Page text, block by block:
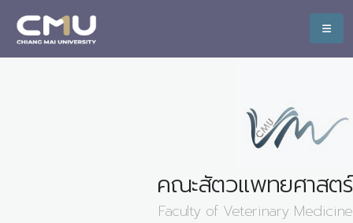
คณะสัตวแพทยศาสตร์
Faculty of Veterinary Medicine